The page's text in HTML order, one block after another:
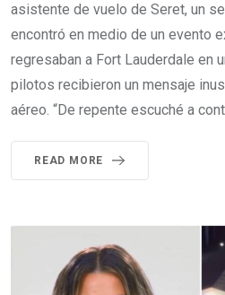
asistente de vuelo de Seret, un
encontró en medio de un evento
regresaban a Fort Lauderdale en
pilotos recibieron un mensaje
aéreo. “De repente escuché a
READ MORE